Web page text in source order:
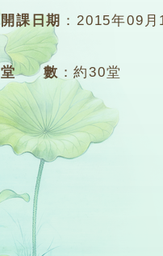
開課日期 ：2015年09月
堂 數 ：約30堂